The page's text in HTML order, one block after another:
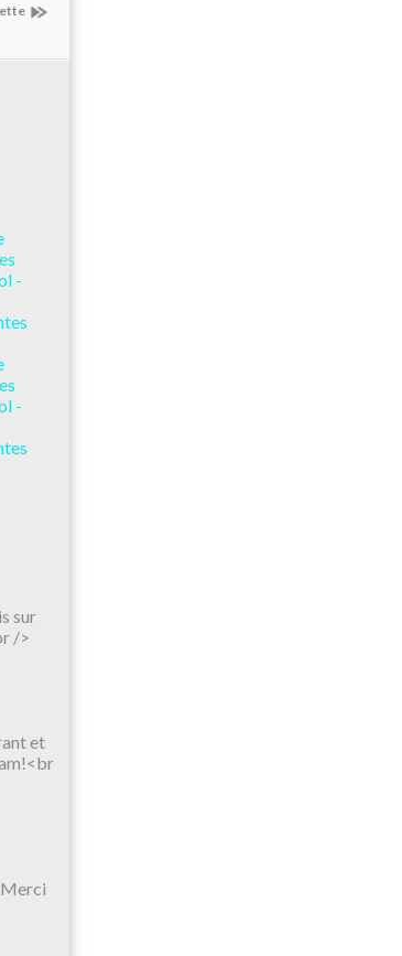
-
sur
/>
et
Merci